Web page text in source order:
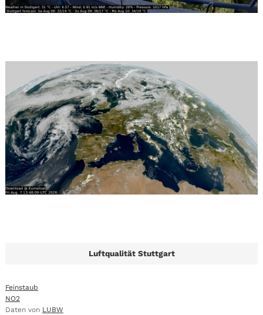
Luftqualität Stuttgart
Feinstaub
NO2
Daten von LUBW